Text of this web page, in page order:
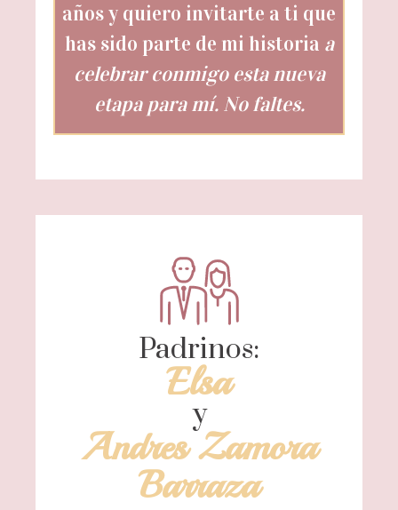
años y quiero invitarte a ti que
has sido parte de mi historia a
celebrar conmigo esta nueva
etapa para mí. No faltes.
Padrinos:
Elsa
y
Andres Zamora
Barraza